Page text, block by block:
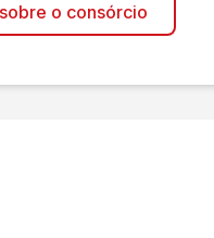
o consórcio